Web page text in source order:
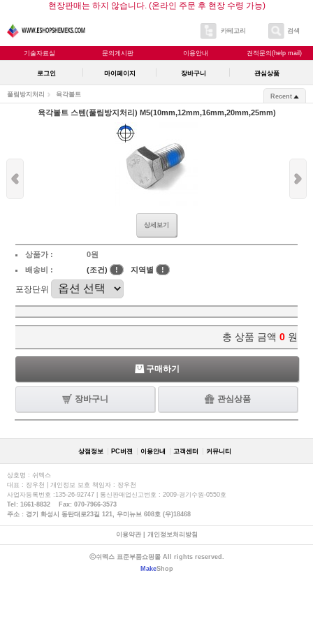
현장판매는 하지 않습니다. (온라인 주문 후 현장 수령 가능)
카테고리 검색
기술자료실 문의게시판 이용안내 견적문의(help mail)
로그인 마이페이지 장바구니 관심상품
풀림방지처리 육각볼트 Recent
육각볼트 스텐(풀림방지처리) M5(10mm,12mm,16mm,20mm,25mm)
상세보기
상품가 :
0원
배송비 :
(조건) ! 지역별 !
포장단위
총 상품 금액 0 원
구매하기
장바구니 관심상품
상점정보 PC버젼 이용안내 고객센터 커뮤니티
상호명 : 쉬멕스
대표 : 장우천 | 개인정보 보호 책임자 : 장우천
사업자등록번호 :135-26-92747 | 통신판매업신고번호 : 2009-경기수원-0550호
Tel: 1661-8832 Fax: 070-7966-3573
주소 : 경기 화성시 동탄대로23길 121, 우미뉴브 608호 (우)18468
이용약관| 개인정보처리방침
ⓒ쉬멕스 표준부품쇼핑몰 All rights reserved.
MakeShop